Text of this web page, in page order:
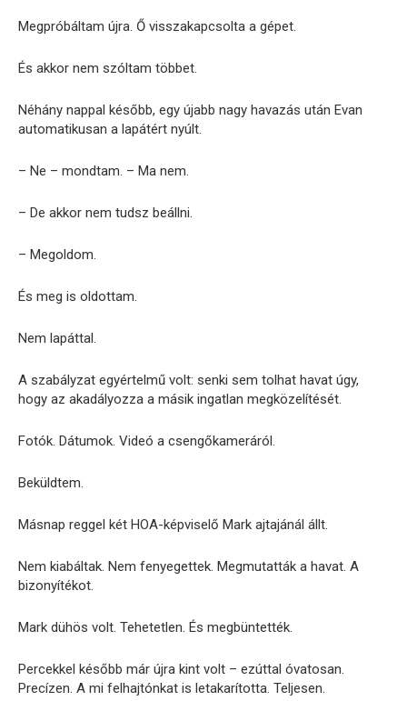
Megpróbáltam újra. Ő visszakapcsolta a gépet.
És akkor nem szóltam többet.
Néhány nappal később, egy újabb nagy havazás után Evan
automatikusan a lapátért nyúlt.
– Ne – mondtam. – Ma nem.
– De akkor nem tudsz beállni.
– Megoldom.
És meg is oldottam.
Nem lapáttal.
A szabályzat egyértelmű volt: senki sem tolhat havat úgy,
hogy az akadályozza a másik ingatlan megközelítését.
Fotók. Dátumok. Videó a csengőkameráról.
Beküldtem.
Másnap reggel két HOA-képviselő Mark ajtajánál állt.
Nem kiabáltak. Nem fenyegettek. Megmutatták a havat. A
bizonyítékot.
Mark dühös volt. Tehetetlen. És megbüntették.
Percekkel később már újra kint volt – ezúttal óvatosan.
Precízen. A mi felhajtónkat is letakarította. Teljesen.